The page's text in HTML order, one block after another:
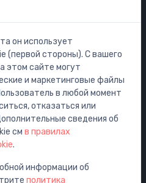
он использует
(первой стороны). С вашего
этом сайте могут
и маркетинговые файлы
в любой момент
отказаться или
сведения об
см в правилах
.
информации об
политика